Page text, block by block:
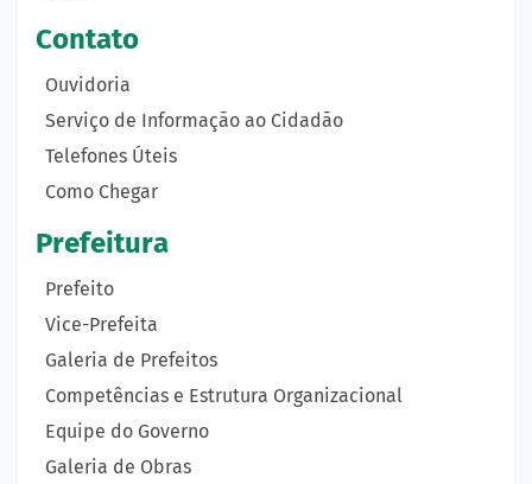
Contato
Ouvidoria
Serviço de Informação ao Cidadão
Telefones Úteis
Como Chegar
Prefeitura
Prefeito
Vice-Prefeita
Galeria de Prefeitos
Competências e Estrutura Organizacional
Equipe do Governo
Galeria de Obras